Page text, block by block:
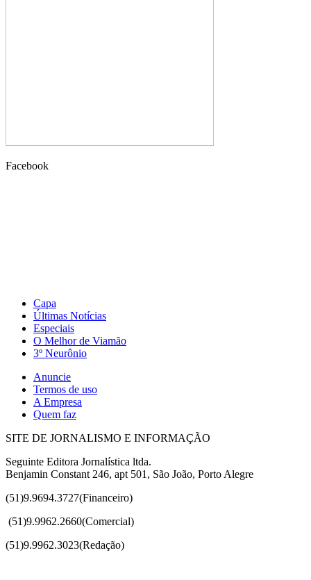
Facebook
Capa
Últimas Notícias
Especiais
O Melhor de Viamão
3º Neurônio
Anuncie
Termos de uso
A Empresa
Quem faz
SITE DE JORNALISMO E INFORMAÇÃO
Seguinte Editora Jornalística ltda.
Benjamin Constant 246, apt 501, São João, Porto Alegre
(51)9.9694.3727(Financeiro)
(51)9.9962.2660(Comercial)
(51)9.9962.3023(Redação)